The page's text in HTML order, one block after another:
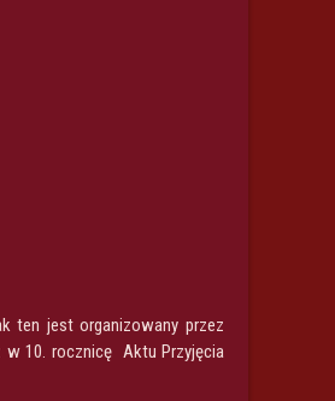
ten jest organizowany przez
w 10. rocznicę Aktu Przyjęcia